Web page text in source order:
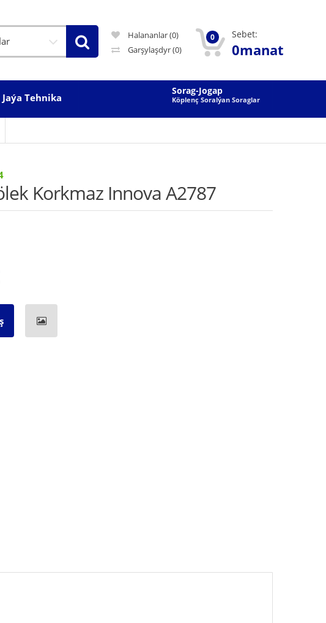
Halananlar (0)
Garşylaşdyr(0)
0 Sebet:
0manat
Jaýa Tehnika
Sorag-Jogap
Köplenç Soralýan Soraglar
Korkmaz Innova A2787